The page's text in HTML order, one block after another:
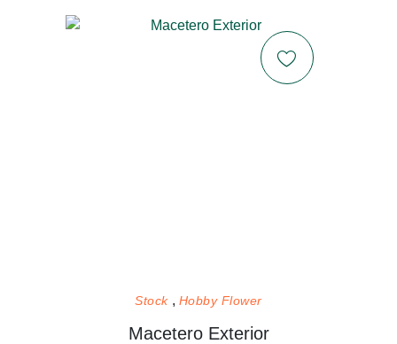
Stock Hobby Flower
Macetero Exterior